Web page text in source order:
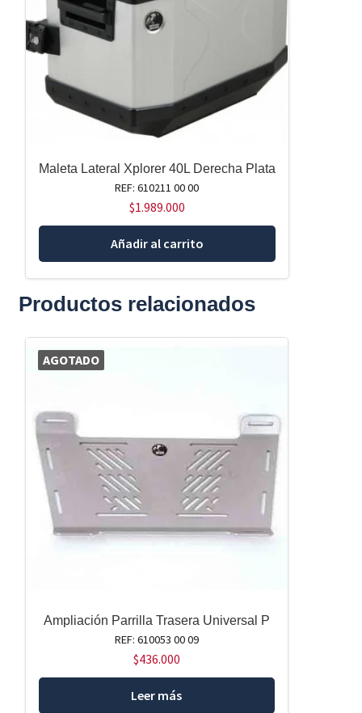
Maleta Lateral Xplorer 40L Derecha Plata
REF: 610211 00 00
$1.989.000
Añadir al carrito
Productos relacionados
AGOTADO
Ampliación Parrilla Trasera Universal P
REF: 610053 00 09
$436.000
Leer más